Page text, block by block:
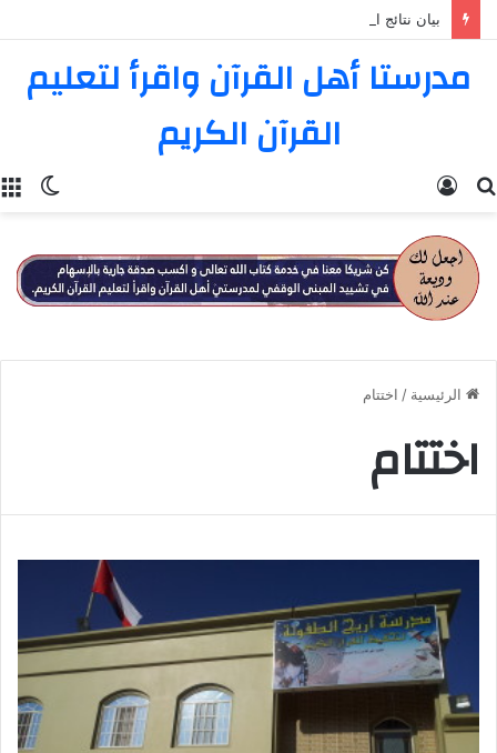
بيان نتائج المسابقة الثامنة عشرة في تفسير القرآن الكريم
مدرستا أهل القرآن واقرأ لتعليم
القرآن الكريم
بحث
الرئيسية / اختتام
اختتام